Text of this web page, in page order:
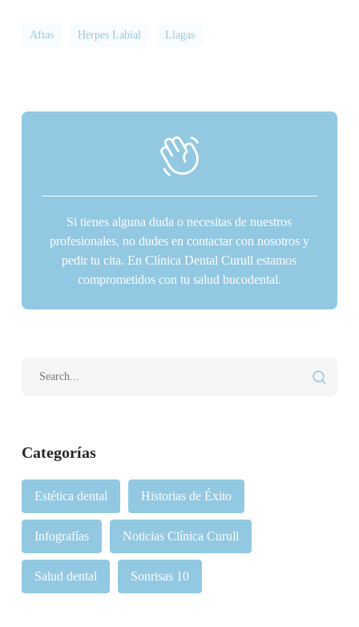
Categorías
Estética dental Historias de Éxito
Infografías Noticias Clínica Curull
Salud dental Sonrisas 10
Aftas Herpes Labial Llagas
Si tienes alguna duda o necesitas de nuestros
profesionales, no dudes en contactar con nosotros y
pedir tu cita. En Clínica Dental Curull estamos
comprometidos con tu salud bucodental.